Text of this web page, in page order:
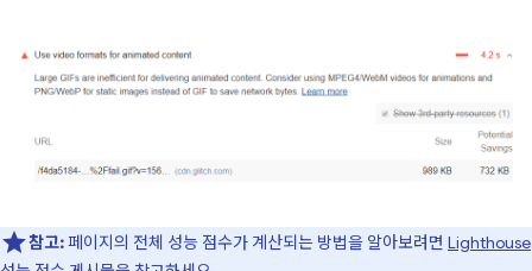
참고:페이지의 전체 성능 점수가 계산되는 방법을 알아보려면 Lighthouse